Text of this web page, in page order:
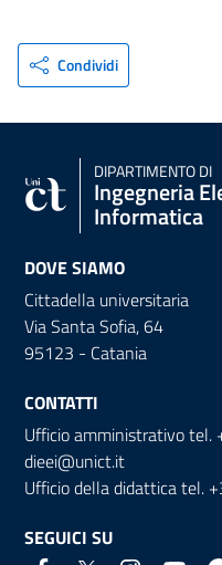
Condividi
DIPARTIMENTO DI
Ingegneria
Informatica
DOVE SIAMO
Cittadella universitaria
Via Santa Sofia, 64
95123 - Catania
CONTATTI
Ufficio amministrativo
dieei@unict.it
Ufficio della didattica tel.
SEGUICI SU